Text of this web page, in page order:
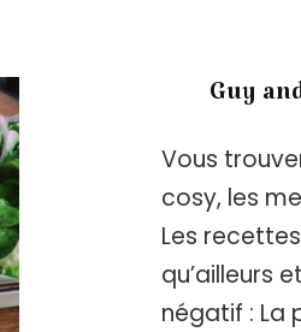
Guy
Vous
cosy, les
Les
qu’ailleurs
négatif : La